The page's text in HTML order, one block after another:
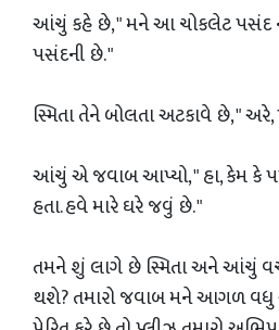
આંચું કહે છે, " મને આ ચોકલેટ પસંદ
પસંદની છે. "
સ્મિતા તેને બોલતા અટકાવે છે, "
આંચું એ જવાબ આપ્યો, " હા, કેમ કે
હતા. હવે મારે ઘરે જવું છે. "
તમને શું લાગે છે સ્મિતા અને આંચું
થશે? તમારો જવાબ મને આગળ વધુ